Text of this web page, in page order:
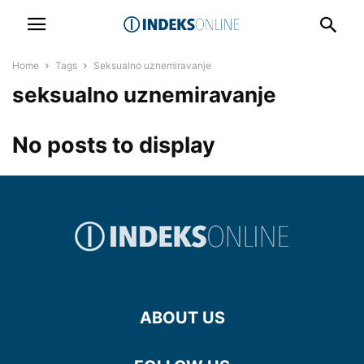
Home Tags Seksualno uznemiravanje
seksualno uznemiravanje
No posts to display
ABOUT US